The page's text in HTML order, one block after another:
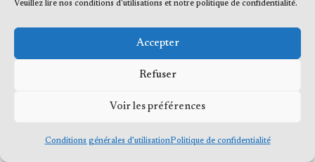
Veuillez lire nos conditions d'utilisations et notre politique de confidentialité.
Accepter
Refuser
Voir les préférences
Conditions générales d’utilisationPolitique de confidentialité